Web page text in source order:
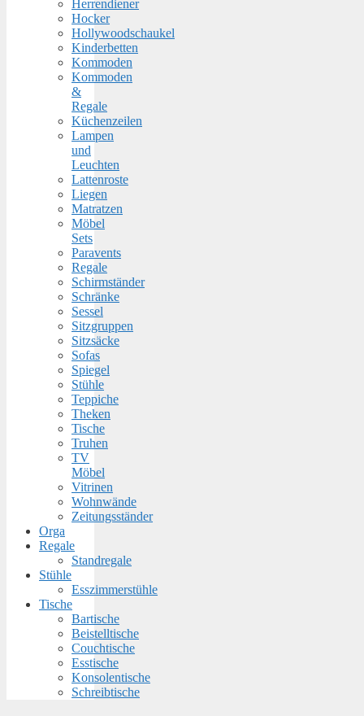
Herrendiener
Hocker
Hollywoodschaukel
Kinderbetten
Kommoden
Kommoden
&
Regale
Küchenzeilen
Lampen
und
Leuchten
Lattenroste
Liegen
Matratzen
Möbel
Sets
Paravents
Regale
Schirmständer
Schränke
Sessel
Sitzgruppen
Sitzsäcke
Sofas
Spiegel
Stühle
Teppiche
Theken
Tische
Truhen
TV
Möbel
Vitrinen
Wohnwände
Zeitungsständer
Orga
Regale
Standregale
Stühle
Esszimmerstühle
Tische
Bartische
Beistelltische
Couchtische
Esstische
Konsolentische
Schreibtische